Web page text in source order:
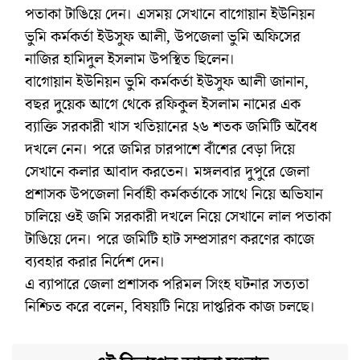
পতাকা টাঙিয়ে দেন। এসময় সেখানে বাগোয়ান ইউনিয়ন
ভুমি কর্মকর্তা ইউসুফ আলী, উপজেলা ভুমি অফিসের
নাজির হামিদুল ইসলাম উপস্থিত ছিলেন।
বাগোয়ান ইউনিয়ন ভুমি কর্মকর্তা ইউসুফ আলী জানান,
বছর দুয়েক আগে থেকে রফিকুল ইসলাম নামের এক
ব্যাক্তি সরকারী খাস খতিয়ানের ২৬ শতক জমিটি অবৈধ
দখলে নেন। পরে জমির চারপাশে বাঁশের বেড়া দিয়ে
সেখানে কলার আবাদ করতেন। মঙ্গলবার দুপুরে জেলা
প্রশাসক উপজেলা নির্বাহী কর্মকর্তাকে সাথে নিয়ে অভিযান
চালিয়ে ওই জমি সরকারী দখলে নিয়ে সেখানে লাল পতাকা
টাঙিয়ে দেন। পরে জমিটি হাট সম্প্রসারণ করণের কাজে
ব্যবহার করার নির্দেশ দেন।
এ ব্যাপারে জেলা প্রশাসক পরিমল সিংহ ঘটনার সত্যতা
নিশ্চিত করে বলেন, বিষয়টি নিয়ে দাপ্তরিক কাজ চলছে।